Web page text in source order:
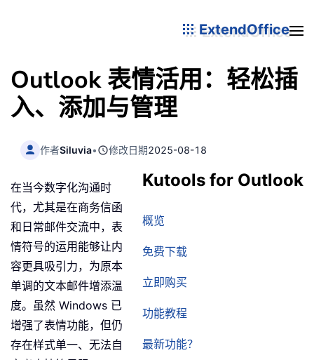
ExtendOffice
Outlook 表情活用：轻松插
入、添加与管理
作者Siluvia• 修改日期2025-08-18
Kutools for Outlook
概览
免费下载
立即购买
功能教程
最新功能？
在当今数字化沟通时
代，尤其是在商务信函
和日常邮件交流中，表
情符号的运用能够让内
容更具吸引力，为原本
单调的文本邮件增添温
度。虽然 Windows 已
增强了表情功能，但仍
存在样式单一、无法自